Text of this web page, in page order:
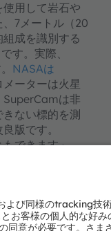
用して岩石や
7メートル（20
成を識別する
す。実際、
NASAは
ーターは火星
SuperCamは非
ない標的を測
版です。
できます」。
ローバルシャ
より、読み出
となり、固定
で動作す